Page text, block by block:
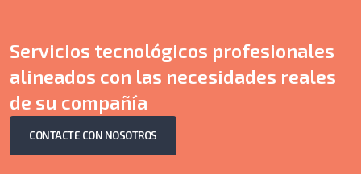
Servicios tecnológicos profesionales
alineados con las necesidades reales
de su compañía
CONTACTE CON NOSOTROS